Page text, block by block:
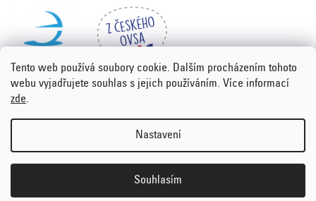
Tento web používá soubory cookie. Dalším procházením tohoto
webu vyjadřujete souhlas s jejich používáním. Více informací
zde.
Nastavení
Souhlasím
Vytvořil Shoptet Premium
nastavení cookies